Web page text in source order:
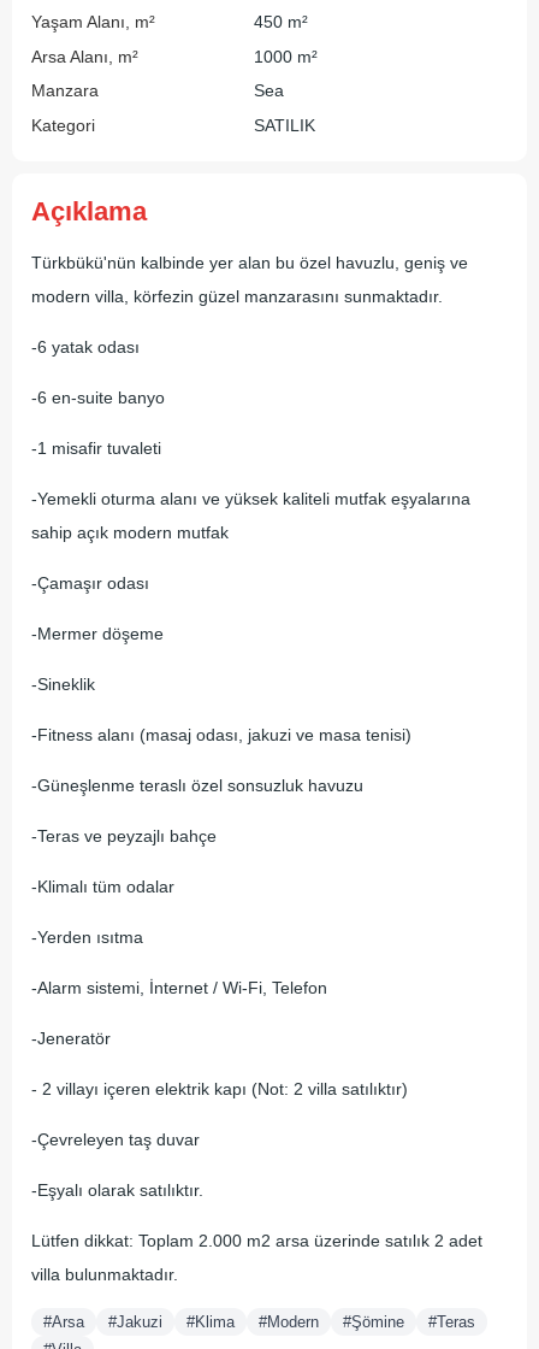
Yaşam Alanı, m²
450 m²
Arsa Alanı, m²
1000 m²
Manzara
Sea
Kategori
SATILIK
Açıklama
Türkbükü'nün kalbinde yer alan bu özel havuzlu, geniş ve
modern villa, körfezin güzel manzarasını sunmaktadır.
-6 yatak odası
-6 en-suite banyo
-1 misafir tuvaleti
-Yemekli oturma alanı ve yüksek kaliteli mutfak eşyalarına
sahip açık modern mutfak
-Çamaşır odası
-Mermer döşeme
-Sineklik
-Fitness alanı (masaj odası, jakuzi ve masa tenisi)
-Güneşlenme teraslı özel sonsuzluk havuzu
-Teras ve peyzajlı bahçe
-Klimalı tüm odalar
-Yerden ısıtma
-Alarm sistemi, İnternet / Wi-Fi, Telefon
-Jeneratör
- 2 villayı içeren elektrik kapı (Not: 2 villa satılıktır)
-Çevreleyen taş duvar
-Eşyalı olarak satılıktır.
Lütfen dikkat: Toplam 2.000 m2 arsa üzerinde satılık 2 adet
villa bulunmaktadır.
#Arsa #Jakuzi #Klima #Modern #Şömine
#Teras